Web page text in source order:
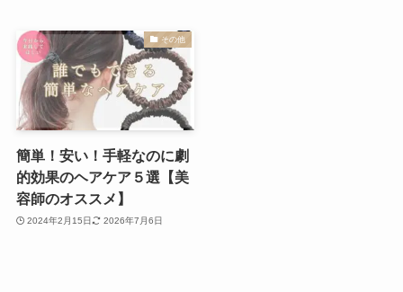
その他
簡単！安い！手軽なのに劇
的効果のヘアケア５選【美
容師のオススメ】
2024年2月15日 2026年7月6日